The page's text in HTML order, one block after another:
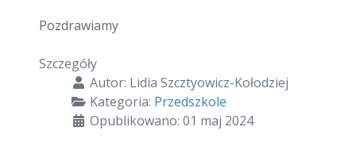
Pozdrawiamy
Szczegóły
Autor: Lidia Szcztyowicz-Kołodziej
Kategoria: Przedszkole
Opublikowano: 01 maj 2024